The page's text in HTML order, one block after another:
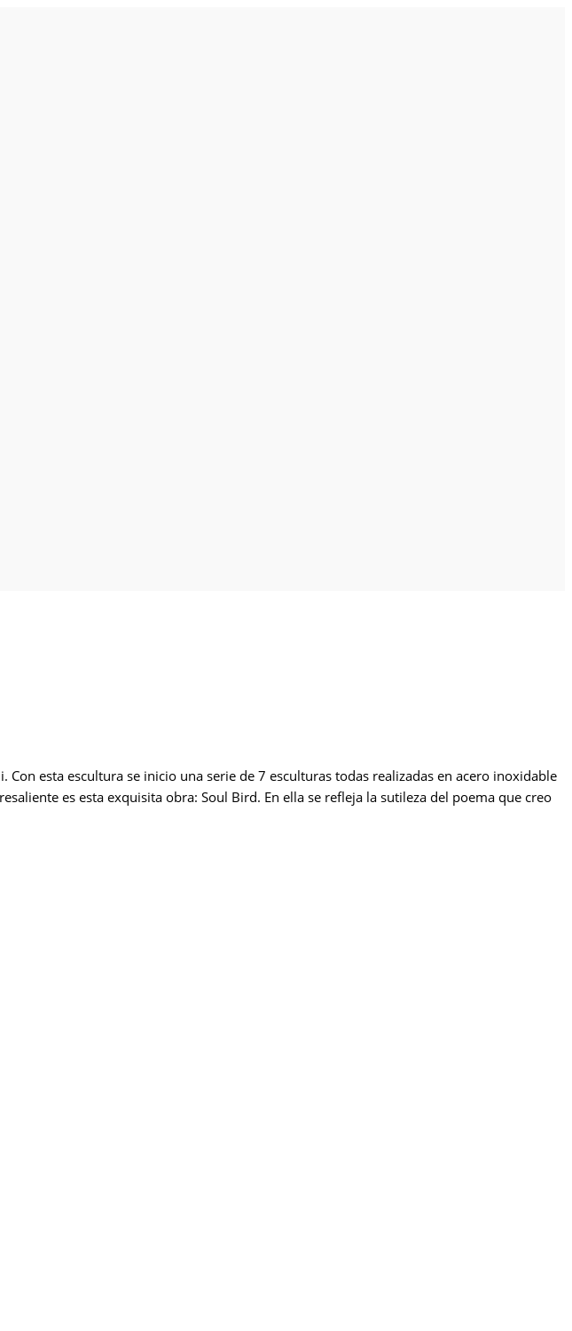
esta escultura se inicio una serie de 7 esculturas todas realizadas en acero inoxidable
es esta exquisita obra: Soul Bird. En ella se refleja la sutileza del poema que creo